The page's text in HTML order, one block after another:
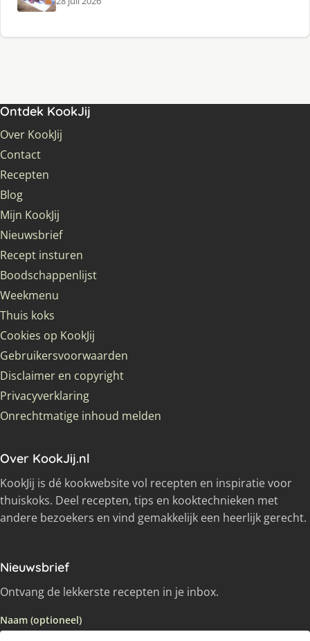
Ontdek KookJij
Over KookJij
Contact
Recepten
Blog
Mijn KookJij
Nieuwsbrief
Recept insturen
Boodschappenlijst
Weekmenu
Thuis koks
Cookies op KookJij
Gebruikersvoorwaarden
Disclaimer en copyright
Privacyverklaring
Onrechtmatige inhoud melden
Over KookJij.nl
KookJij is dé kookwebsite vol recepten en inspiratie voor
thuiskoks. Deel recepten, tips en kooktechnieken met
andere bezoekers en vind gemakkelijk een heerlijk gerecht.
Nieuwsbrief
Ontvang de lekkerste recepten in je inbox.
Naam (optioneel)